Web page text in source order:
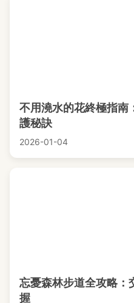
不用澆水的花終極指南
護秘訣
2026-01-04
忘憂森林步道全攻略：
握